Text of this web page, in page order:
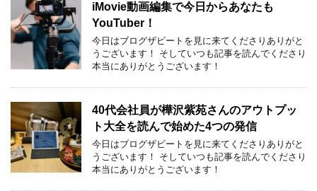
iMovie動画編集で今日からあなたも
YouTuber！
今日はブログザビートを見に来てくださりありがと
うございます！ そしていつも記事を読んでくださり
本当にありがとうございます！
40代会社員が樺沢紫苑さんのアウトプッ
ト大全を読んで始めた4つの発信
今日はブログザビートを見に来てくださりありがと
うございます！ そしていつも記事を読んでくださり
本当にありがとうございます！